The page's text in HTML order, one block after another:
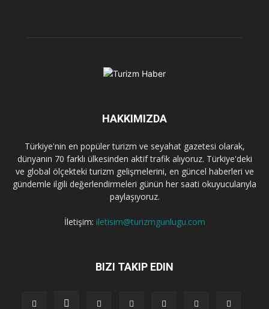
HAKKIMIZDA
Türkiye'nin en popüler turizm ve seyahat gazetesi olarak,
dünyanın 70 farklı ülkesinden aktif trafik alıyoruz. Türkiye'deki
ve global ölçekteki turizm gelişmelerini, en güncel haberleri ve
gündemle ilgili değerlendirmeleri günün her saati okuyucularıyla
paylaşıyoruz.
İletişim: iletisim@turizmgunlugu.com
BIZI TAKIP EDIN